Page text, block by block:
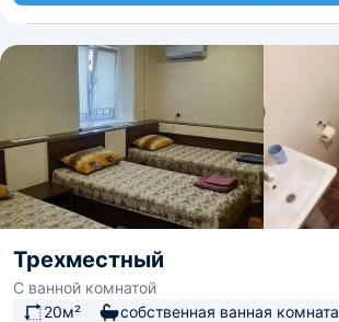
Трехместный
С ванной комнатой
20м²
собственная ванная комната